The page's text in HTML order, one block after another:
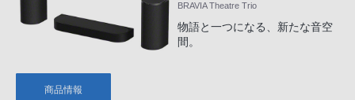
BRAVIA Theatre Trio
物語と一つになる、新たな音空
間。
商品情報